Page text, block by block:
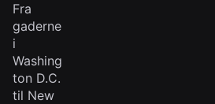
Fra
gaderne
i
Washing
ton D.C.
til New